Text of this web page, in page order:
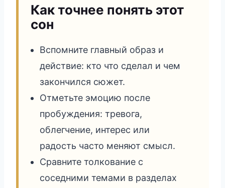
Как точнее понять этот
сон
Вспомните главный образ и
действие: кто что сделал и чем
закончился сюжет.
Отметьте эмоцию после
пробуждения: тревога,
облегчение, интерес или
радость часто меняют смысл.
Сравните толкование с
соседними темами в разделах